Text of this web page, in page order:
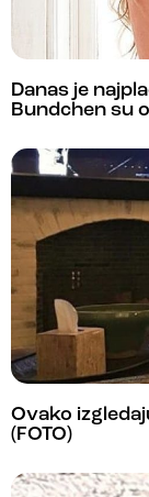
Danas je
Bundchen su
Ovako
(FOTO)